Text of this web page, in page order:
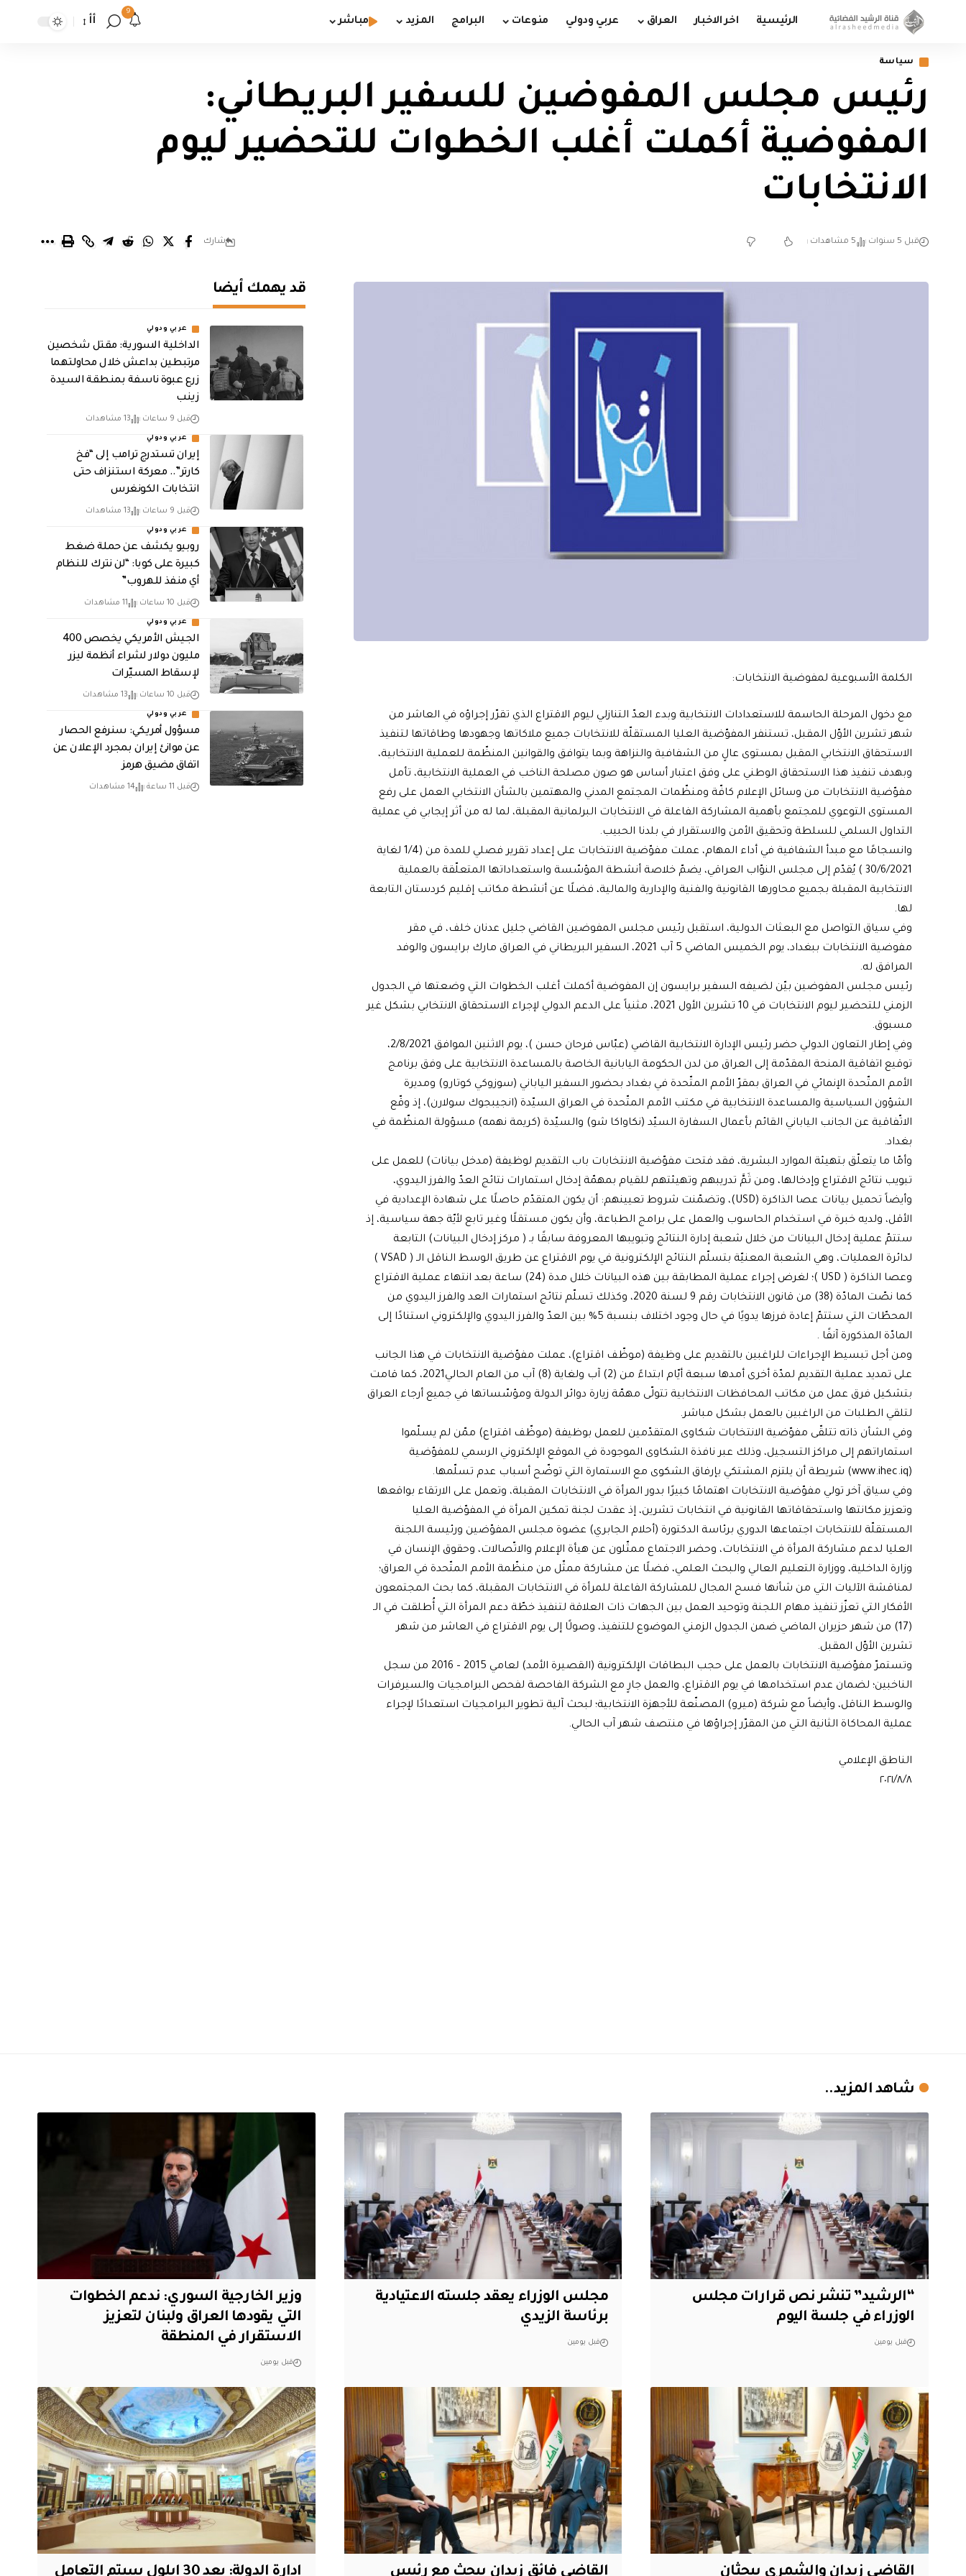
الرئيسية اخر الاخبار العراق عربي ودولي منوعات البرامج المزيد مباشر
9
أأ
سياسة
رئيس مجلس المفوضين للسفير البريطاني:
المفوضية أكملت أغلب الخطوات للتحضير ليوم
الانتخابات
قبل 5 سنوات 5 مشاهدات شارك
الكلمة الأسبوعية لمفوضية الانتخابات:
مع دخول المرحلة الحاسمة للاستعدادات الانتخابية وبدء العدّ التنازلي ليوم الاقتراع الذي تقرّر إجراؤه في العاشر من
شهر تشرين الأوّل المقبل، تستنفر المفوّضية العليا المستقلّة للانتخابات جميع ملاكاتها وجهودها وطاقاتها لتنفيذ
الاستحقاق الانتخابي المقبل بمستوى عالٍ من الشفافية والنزاهة وبما يتوافق والقوانين المنظّمة للعملية الانتخابية،
وبهدف تنفيذ هذا الاستحقاق الوطني على وفق اعتبار أساس هو صون مصلحة الناخب في العملية الانتخابية، تأمل
مفوّضية الانتخابات من وسائل الإعلام كافّة ومنظّمات المجتمع المدني والمهتمين بالشأن الانتخابي العمل على رفع
المستوى التوعوي للمجتمع بأهمية المشاركة الفاعلة في الانتخابات البرلمانية المقبلة، لما له من أثر إيجابي في عملية
التداول السلمي للسلطة وتحقيق الأمن والاستقرار في بلدنا الحبيب.
وانسجامًا مع مبدأ الشفافية في أداء المهام، عملت مفوّضية الانتخابات على إعداد تقرير فصلي للمدة من (1/4 لغاية
30/6/2021 ) يُقدّم إلى مجلس النوّاب العراقي، يضمّ خلاصة أنشطة المؤسّسة واستعداداتها المتعلّقة بالعملية
الانتخابية المقبلة بجميع محاورها القانونية والفنية والإدارية والمالية، فضلًا عن أنشطة مكاتب إقليم كردستان التابعة
لها.
وفي سياق التواصل مع البعثات الدولية، استقبل رئيس مجلس المفوضين القاضي جليل عدنان خلف، في مقر
مفوضية الانتخابات ببغداد، يوم الخميس الماضي 5 آب 2021، السفير البريطاني في العراق مارك برايسون والوفد
المرافق له.
رئيس مجلس المفوضين بيّن لضيفه السفير برايسون إن المفوضية أكملت أغلب الخطوات التي وضعتها في الجدول
الزمني للتحضير ليوم الانتخابات في 10 تشرين الأول 2021، مثنياً على الدعم الدولي لإجراء الاستحقاق الانتخابي بشكل غير
مسبوق.
وفي إطار التعاون الدولي حضر رئيس الإدارة الانتخابية القاضي (عبّاس فرحان حسن )، يوم الاثنين الموافق 2/8/2021،
توقيع اتفاقية المنحة المقدّمة إلى العراق من لدن الحكومة اليابانية الخاصة بالمساعدة الانتخابية على وفق برنامج
الأمم المتّحدة الإنمائي في العراق بمقرّ الأمم المتّحدة في بغداد بحضور السفير الياباني (سوزوكي كوتارو) ومديرة
الشؤون السياسية والمساعدة الانتخابية في مكتب الأمم المتّحدة في العراق السيّدة (انجيبجوك سولارن)، إذ وقّع
الاتّفاقية عن الجانب الياباني القائم بأعمال السفارة السيّد (نكاواكا شو) والسيّدة (كريمة نهمه) مسؤولة المنظّمة في
بغداد.
وأمّا ما يتعلّق بتهيئة الموارد البشرية، فقد فتحت مفوّضية الانتخابات باب التقديم لوظيفة (مدخل بيانات) للعمل على
تبويب نتائج الاقتراع وإدخالها، ومن ثَمَّ تدريبهم وتهيئتهم للقيام بمهمّة إدخال استمارات نتائج العدّ والفرز اليدوي،
وأيضاً تحميل بيانات عصا الذاكرة (USD)، وتضمّنت شروط تعيينهم: أن يكون المتقدّم حاصلًا على شهادة الإعدادية في
الأقل، ولديه خبرة في استخدام الحاسوب والعمل على برامج الطباعة، وأن يكون مستقلًا وغير تابع لأيّة جهة سياسية، إذ
ستتمّ عملية إدخال البيانات من خلال شعبة إدارة النتائج وتبويبها المعروفة سابقًا بـ ( مركز إدخال البيانات) التابعة
لدائرة العمليات، وهي الشعبة المعنيّة بتسلّم النتائج الإلكترونية في يوم الاقتراع عن طريق الوسط الناقل الـ ( VSAD )
وعصا الذاكرة ( USD )؛ لغرض إجراء عملية المطابقة بين هذه البيانات خلال مدة (24) ساعة بعد انتهاء عملية الاقتراع
كما نصّت المادّة (38) من قانون الانتخابات رقم 9 لسنة 2020، وكذلك تسلّم نتائج استمارات العد والفرز اليدوي من
المحطّات التي ستتمّ إعادة فرزها يدويًا في حال وجود اختلاف بنسبة 5% بين العدّ والفرز اليدوي والإلكتروني استنادًا إلى
المادّة المذكورة آنفًا .
ومن أجل تبسيط الإجراءات للراغبين بالتقديم على وظيفة (موظّف اقتراع)، عملت مفوّضية الانتخابات في هذا الجانب
على تمديد عملية التقديم لمدّة أخرى أمدها سبعة أيّام ابتداءً من (2) آب ولغاية (8) آب من العام الحالي2021، كما قامت
بتشكيل فرق عمل من مكاتب المحافظات الانتخابية تتولّى مهمّة زيارة دوائر الدولة ومؤسّساتها في جميع أرجاء العراق
لتلقي الطلبات من الراغبين بالعمل بشكل مباشر.
وفي الشأن ذاته تتلقّى مفوّضية الانتخابات شكاوى المتقدّمين للعمل بوظيفة (موظّف اقتراع) ممّن لم يسلّموا
استماراتهم إلى مراكز التسجيل، وذلك عبر نافذة الشكاوى الموجودة في الموقع الإلكتروني الرسمي للمفوّضية
(www.ihec.iq) شريطة أن يلتزم المشتكي بإرفاق الشكوى مع الاستمارة التي توضّح أسباب عدم تسلّمها.
وفي سياق آخر تولي مفوّضية الانتخابات اهتمامًا كبيرًا بدور المرأة في الانتخابات المقبلة، وتعمل على الارتقاء بواقعها
وتعزيز مكانتها واستحقاقاتها القانونية في انتخابات تشرين، إذ عقدت لجنة تمكين المرأة في المفوّضية العليا
المستقلّة للانتخابات اجتماعها الدوري برئاسة الدكتورة (أحلام الجابري) عضوة مجلس المفوّضين ورئيسة اللجنة
العليا لدعم مشاركة المرأة في الانتخابات، وحضر الاجتماع ممثّلون عن هيأة الإعلام والاتّصالات، وحقوق الإنسان في
وزارة الداخلية، ووزارة التعليم العالي والبحث العلمي، فضلًا عن مشاركة ممثّل من منظّمة الأمم المتّحدة في العراق؛
لمناقشة الآليات التي من شأنها فسح المجال للمشاركة الفاعلة للمرأة في الانتخابات المقبلة، كما بحث المجتمعون
الأفكار التي تعزّز تنفيذ مهام اللجنة وتوحيد العمل بين الجهات ذات العلاقة لتنفيذ خطّة دعم المرأة التي أُطلقت في الـ
(17) من شهر حزيران الماضي ضمن الجدول الزمني الموضوع للتنفيذ، وصولًا إلى يوم الاقتراع في العاشر من شهر
تشرين الأوّل المقبل.
وتستمرّ مفوّضية الانتخابات بالعمل على حجب البطاقات الإلكترونية (القصيرة الأمد) لعامي 2015 – 2016 من سجل
الناخبين؛ لضمان عدم استخدامها في يوم الاقتراع، والعمل جارٍ مع الشركة الفاحصة لفحص البرامجيات والسيرفرات
والوسط الناقل، وأيضاً مع شركة (ميرو) المصنّعة للأجهزة الانتخابية؛ لبحث آلية تطوير البرامجيات استعدادًا لإجراء
عملية المحاكاة الثانية التي من المقرّر إجراؤها في منتصف شهر آب الحالي.
الناطق الإعلامي
٢٠٢١/٨/٨
قد يهمك أيضا
عربي ودولي
الداخلية السورية: مقتل شخصين
مرتبطين بداعش خلال محاولتهما
زرع عبوة ناسفة بمنطقة السيدة
زينب
قبل 9 ساعات 13 مشاهدات
عربي ودولي
إيران تستدرج ترامب إلى “فخ
كارتر”.. معركة استنزاف حتى
انتخابات الكونغرس
قبل 9 ساعات 13 مشاهدات
عربي ودولي
روبيو يكشف عن حملة ضغط
كبيرة على كوبا: “لن نترك للنظام
أي منفذ للهروب”
قبل 10 ساعات 11 مشاهدات
عربي ودولي
الجيش الأمريكي يخصص 400
مليون دولار لشراء أنظمة ليزر
لإسقاط المسيّرات
قبل 10 ساعات 13 مشاهدات
عربي ودولي
مسؤول أمريكي: سنرفع الحصار
عن موانئ إيران بمجرد الإعلان عن
اتفاق مضيق هرمز
قبل 11 ساعة 14 مشاهدات
شاهد المزيد..
“الرشيد” تنشر نص قرارات مجلس
الوزراء في جلسة اليوم
قبل يومين
مجلس الوزراء يعقد جلسته الاعتيادية
برئاسة الزيدي
قبل يومين
وزير الخارجية السوري: ندعم الخطوات
التي يقودها العراق ولبنان لتعزيز
الاستقرار في المنطقة
قبل يومين
القاضي زيدان والشمري يبحثان القاضي فائق زيدان يبحث مع رئيس ادارة الدولة: بعد 30 ايلول سيتم التعامل